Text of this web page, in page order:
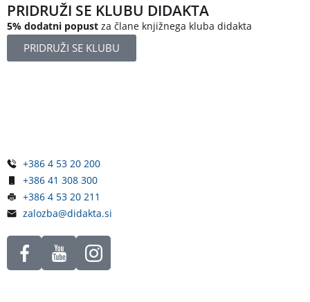
PRIDRUŽI SE KLUBU DIDAKTA
5% dodatni popust za člane knjižnega kluba didakta
PRIDRUŽI SE KLUBU
+386 4 53 20 200
+386 41 308 300
+386 4 53 20 211
zalozba@didakta.si